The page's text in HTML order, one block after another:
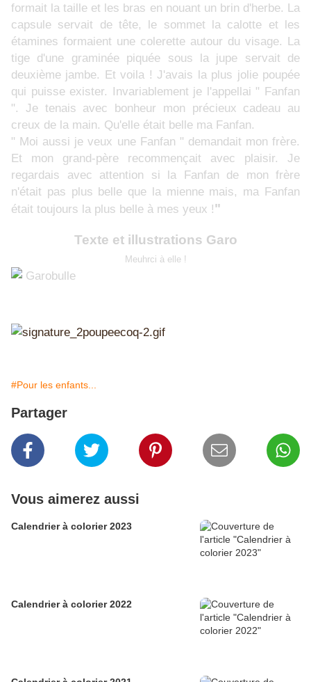
formait la taille et les bras en nouant un brin d'herbe. La
capsule servait de tête, le sommet la calotte et les
étamines formaient une colerette autour du visage. La
tige d'une graminée piquée sous la jupe servait de
deuxième jambe. Et voila ! J'avais la plus jolie poupée
qui puisse exister. Invariablement je l'appellai " Fanfan
". Je tenais avec bonheur mon précieux cadeau au
creux de la main. Qu'elle était belle ma Fanfan.
" Moi aussi je veux une Fanfan " demandait mon frère.
Et mon grand-père recommençait avec plaisir. Je
regardais avec attention si la Fanfan de mon frère
n'était pas plus belle que la mienne mais, ma Fanfan
était toujours la plus belle à mes yeux !"
Texte et illustrations Garo
Meuhrci à elle !
#Pour les enfants...
Partager
Vous aimerez aussi
Calendrier à colorier 2023
Calendrier à colorier 2022